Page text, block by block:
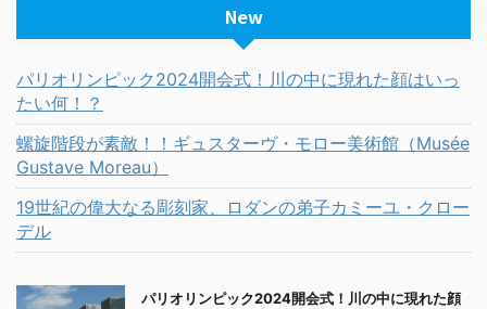
New
パリオリンピック2024開会式！川の中に現れた顔はいっ
たい何！？
螺旋階段が素敵！！ギュスターヴ・モロー美術館（Musée
Gustave Moreau）
19世紀の偉大なる彫刻家、ロダンの弟子カミーユ・クロー
デル
パリオリンピック2024開会式！川の中に現れた顔